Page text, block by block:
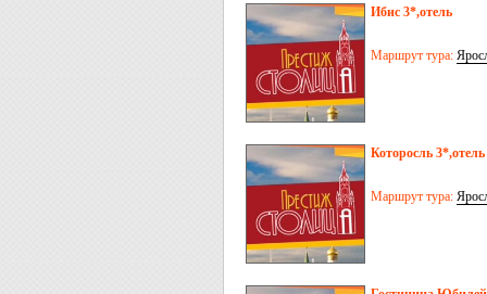
Ибис 3*,отель
Маршрут тура:
Которосль 3*,отель
Маршрут тура: